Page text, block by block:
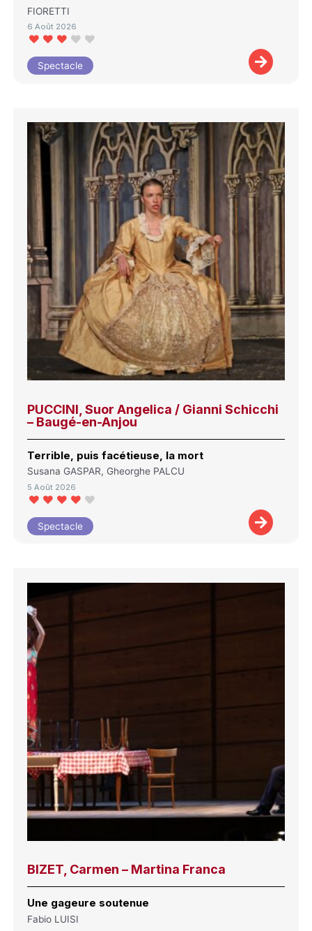
FIORETTI
6 Août 2026
Spectacle
PUCCINI, Suor Angelica / Gianni Schicchi
– Baugé-en-Anjou
Terrible, puis facétieuse, la mort
Susana GASPAR, Gheorghe PALCU
5 Août 2026
Spectacle
BIZET, Carmen – Martina Franca
Une gageure soutenue
Fabio LUISI